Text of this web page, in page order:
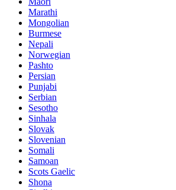
Marathi
Mongolian
Burmese
Nepali
Norwegian
Pashto
Persian
Punjabi
Serbian
Sesotho
Sinhala
Slovak
Slovenian
Somali
Samoan
Scots Gaelic
Shona